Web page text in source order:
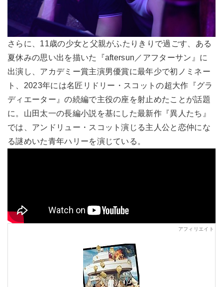
さらに、11歳の少女と父親がふたりきりで過ごす、ある
夏休みの思い出を描いた『aftersun／アフターサン』に
出演し、アカデミー賞主演男優賞に最年少で初ノミネー
ト、2023年には名匠リドリー・スコットの超大作『グラ
ディエーター』の続編で主役の座を射止めたことが話題
に。山田太一の長編小説を基にした最新作『異人たち』
では、アンドリュー・スコット演じる主人公と恋仲にな
る謎めいた青年ハリーを演じている。